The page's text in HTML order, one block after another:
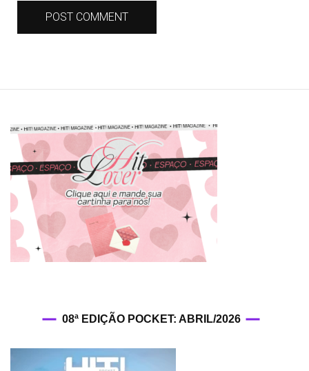
08ª EDIÇÃO POCKET: ABRIL/2026